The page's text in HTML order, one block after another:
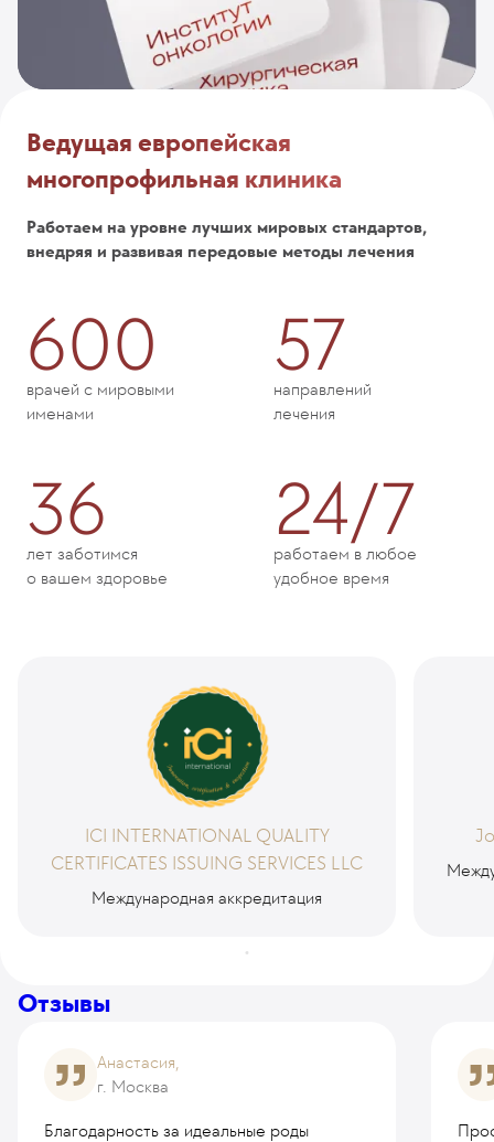
Ведущая европейская
многопрофильная клиника
Работаем на уровне лучших мировых стандартов,
внедряя и развивая передовые методы лечения
600
врачей с мировыми
именами
57
направлений
лечения
36
лет заботимся
о вашем здоровье
24/7
работаем в любое
удобное время
ICI INTERNATIONAL QUALITY
CERTIFICATES ISSUING SERVICES LLC
Международная аккредитация
Отзывы
Анастасия,
г. Москва
Благодарность за идеальные роды